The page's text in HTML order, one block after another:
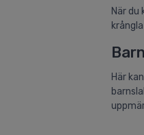
När
Här